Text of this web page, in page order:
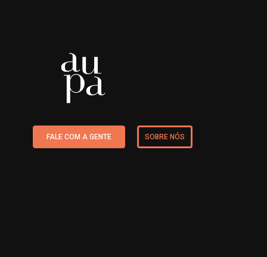
FALE COM A GENTE SOBRE NÓS